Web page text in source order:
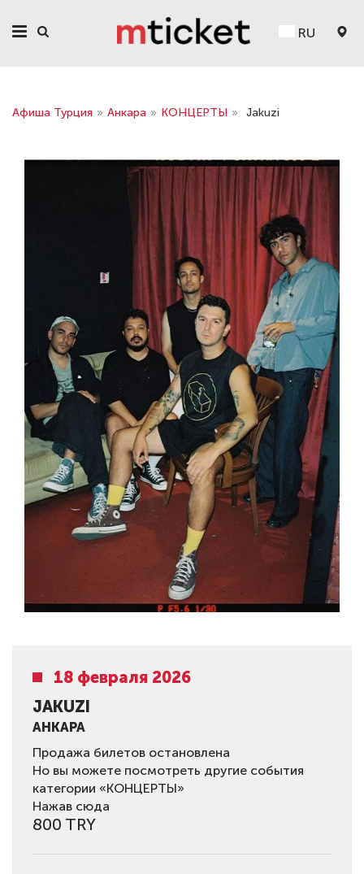
RU
Афиша Турция » Анкара » КОНЦЕРТЫ » Jakuzi
18 февраля 2026
JAKUZI
АНКАРА
Продажа билетов остановлена
Но вы можете посмотреть другие события
категории «КОНЦЕРТЫ»
Нажав сюда
800 TRY